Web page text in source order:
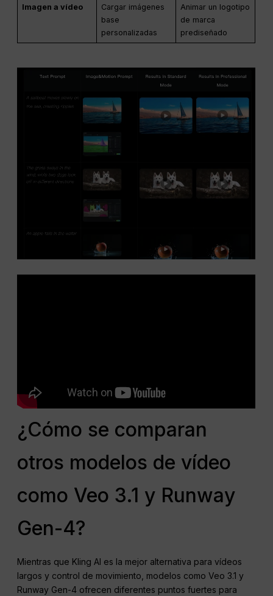
Imagen a vídeo
Cargar imágenes
base
personalizadas
Animar un logotipo
de marca
prediseñado
¿Cómo se comparan
otros modelos de vídeo
como Veo 3.1 y Runway
Gen-4?
Mientras que Kling AI es la mejor alternativa para vídeos
largos y control de movimiento, modelos como Veo 3.1 y
Runway Gen-4 ofrecen diferentes puntos fuertes para